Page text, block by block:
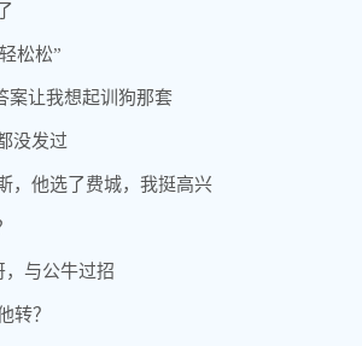
松松”
案让我想起训狗那套
没发过
，他选了费城，我挺高兴
，与公牛过招
转？